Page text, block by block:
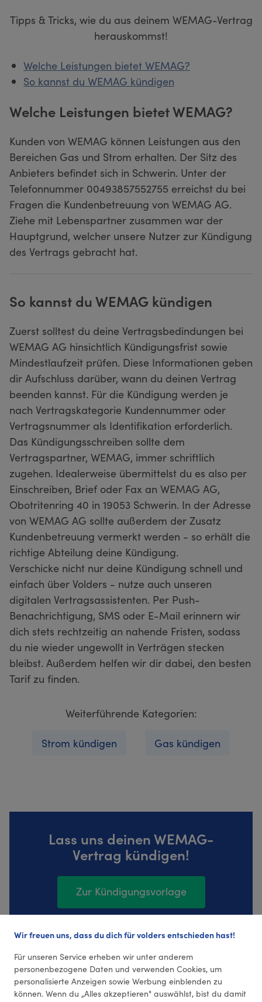
Tipps & Tricks, wie du aus deinem WEMAG-Vertrag
herauskommst!
Welche Leistungen bietet WEMAG?
So kannst du WEMAG kündigen
Welche Leistungen bietet WEMAG?
Kunden von WEMAG können Leistungen aus den
Bereichen Gas und Strom erhalten. Der Sitz des
Anbieters befindet sich in Schwerin. Unter der
Telefonnummer 00493857552755 erreichst du bei
Fragen die Kundenbetreuung von WEMAG AG.
Ziehe mit Lebenspartner zusammen war der
Hauptgrund, welcher unsere Nutzer zur Kündigung
des Vertrags gebracht hat.
So kannst du WEMAG kündigen
Zuerst solltest du deine Vertragsbedindungen bei
WEMAG AG hinsichtlich Kündigungsfrist sowie
Mindestlaufzeit prüfen. Diese Informationen geben
dir Aufschluss darüber, wann du deinen Vertrag
beenden kannst. Für die Kündigung werden je
nach Vertragskategorie Kundennummer oder
Vertragsnummer als Identifikation erforderlich.
Das Kündigungsschreiben sollte dem
Vertragspartner, WEMAG, immer schriftlich
zugehen. Idealerweise übermittelst du es also per
Einschreiben, Brief oder Fax an WEMAG AG,
Obotritenring 40 in 19053 Schwerin. In der Adresse
von WEMAG AG sollte außerdem der Zusatz
Kundenbetreuung vermerkt werden - so erhält die
richtige Abteilung deine Kündigung.
Verschicke nicht nur deine Kündigung schnell und
einfach über Volders - nutze auch unseren
digitalen Vertragsassistenten. Per Push-
Benachrichtigung, SMS oder E-Mail erinnern wir
dich stets rechtzeitig an nahende Fristen, sodass
du nie wieder ungewollt in Verträgen stecken
bleibst. Außerdem helfen wir dir dabei, den besten
Tarif zu finden.
Weiterführende Kategorien:
Strom kündigen Gas kündigen
Lass uns deinen WEMAG-
Vertrag kündigen!
Zur Kündigungsvorlage
40 Bewertungen (4,33 Durchschnitt)
Wir freuen uns, dass du dich für volders entschieden hast!
Für unseren Service erheben wir unter anderem
personenbezogene Daten und verwenden Cookies, um
personalisierte Anzeigen sowie Werbung einblenden zu
können. Wenn du „Alles akzeptieren" auswählst, bist du damit